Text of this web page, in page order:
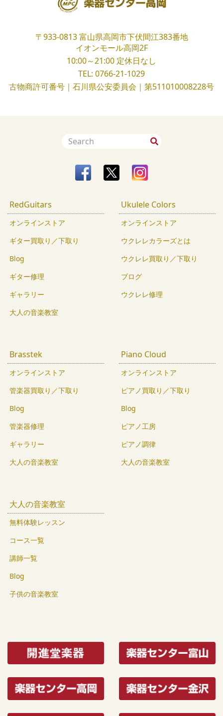
〒933-0813 富山県高岡市下伏間江383番地
イオンモール高岡2F
10:00～21:00 定休日なし
TEL: 0766-21-1029
古物商許可番号｜石川県公安委員会｜第511010008228号
RedGuitars
オンラインストア
ギター買取り／下取り
Blog
ギター修理
ギャラリー
大人の音楽教室
Ukulele Colors
オンラインストア
ウクレレカラーズとは
ウクレレ買取り／下取り
ブログ
ウクレレ修理
Brasstek
オンラインストア
管楽器買取り／下取り
Blog
管楽器修理
ギャラリー
大人の音楽教室
Piano Cloud
オンラインストア
ピアノ買取り／下取り
Blog
ピアノ工房
ピアノ調律
大人の音楽教室
大人の音楽教室
無料体験レッスン
コース一覧
講師一覧
Blog
子供の音楽教室